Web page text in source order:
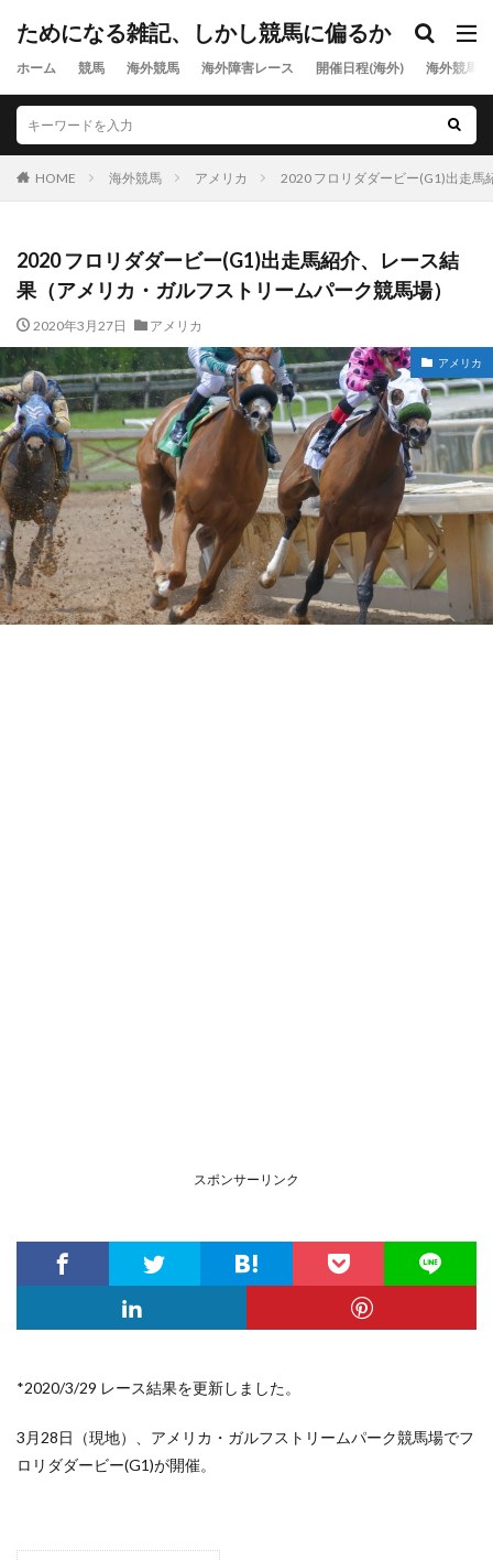
ためになる雑記、しかし競馬に偏るか
ホーム 競馬 海外競馬 海外障害レース 開催日程(海外) 海外競馬
HOME 海外競馬 アメリカ 2020 フロリダダービー(G1)出走馬
2020 フロリダダービー(G1)出走馬紹介、レース結
果（アメリカ・ガルフストリームパーク競馬場）
2020年3月27日 アメリカ
アメリカ
スポンサーリンク
*2020/3/29 レース結果を更新しました。
3月28日（現地）、アメリカ・ガルフストリームパーク競馬場でフ
ロリダダービー(G1)が開催。